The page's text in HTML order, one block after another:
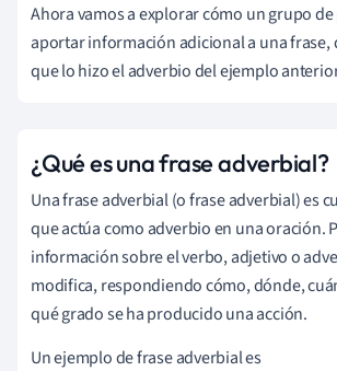
Ahora vamos a explorar cómo un grupo
aportar información adicional a una frase,
que lo hizo el adverbio del ejemplo
¿Qué es una frase adverbial?
Una frase adverbial (o frase adverbial) es
que actúa como adverbio en una oración.
información sobre el verbo, adjetivo o
modifica, respondiendo cómo, dónde,
qué grado se ha producido una acción.
Un ejemplo de frase adverbial es